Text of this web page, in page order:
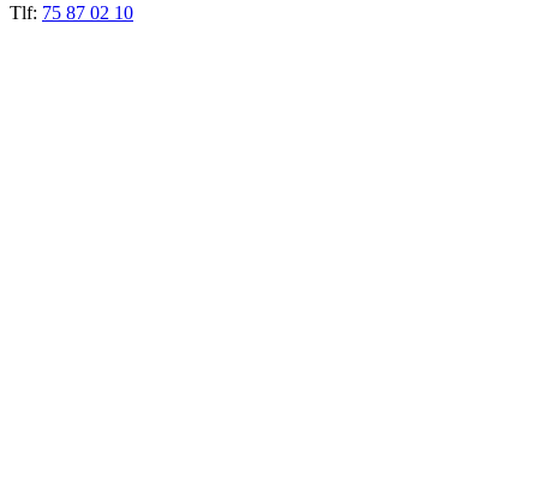
Tlf: 75 87 02 10